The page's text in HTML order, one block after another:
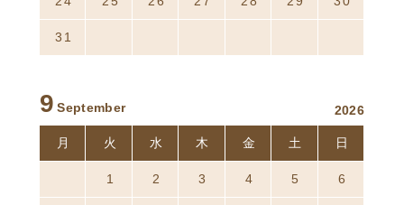
311
9 September 2026
月 火 水 木 金 土 日
1 2 3 4 5 6